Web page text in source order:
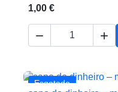
ao carrinho
1,00 €
 
Esgotado